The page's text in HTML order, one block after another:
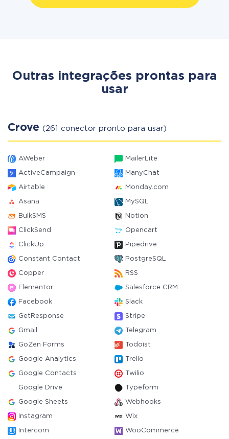
Outras integrações prontas para
usar
Crove (261 conector pronto para usar)
AWeber MailerLite
ActiveCampaign ManyChat
Airtable Monday.com
Asana MySQL
BulkSMS Notion
ClickSend Opencart
ClickUp Pipedrive
Constant Contact PostgreSQL
Copper RSS
Elementor Salesforce CRM
Facebook Slack
GetResponse Stripe
Gmail Telegram
GoZen Forms Todoist
Google Analytics Trello
Google Contacts Twilio
Google Drive Typeform
Google Sheets Webhooks
Instagram Wix
Intercom WooCommerce